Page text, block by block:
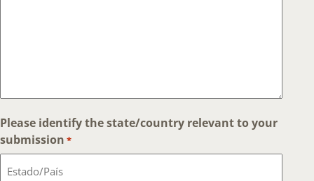
Please identify the state/country relevant to your
submission *